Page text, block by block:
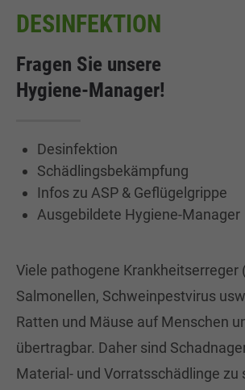
DESINFEKTION
Fragen Sie unsere
Hygiene-Manager!
Desinfektion
Schädlingsbekämpfung
Infos zu ASP & Geflügelgrippe
Ausgebildete Hygiene-Manager
Viele pathogene Krankheitserreger
Salmonellen, Schweinpestvirus
Ratten und Mäuse auf Menschen
übertragbar. Daher sind
Material- und Vorratsschädlinge zu